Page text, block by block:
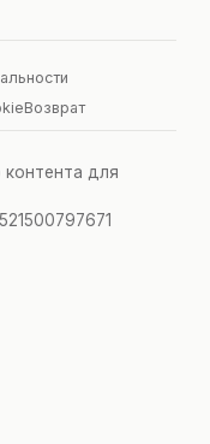
Возврат
контента для